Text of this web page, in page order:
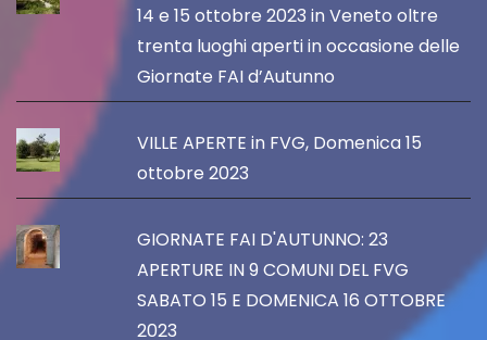
14 e 15 ottobre 2023 in Veneto oltre
trenta luoghi aperti in occasione delle
Giornate FAI d’Autunno
VILLE APERTE in FVG, Domenica 15
ottobre 2023
GIORNATE FAI D'AUTUNNO: 23
APERTURE IN 9 COMUNI DEL FVG
SABATO 15 E DOMENICA 16 OTTOBRE
2023